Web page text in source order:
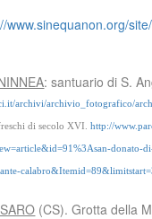
www.sinequanon.org/
: santuario di S.
archivi/archivio_fotografico/
di secolo XVI.http://
donato-
(CS). Grotta della